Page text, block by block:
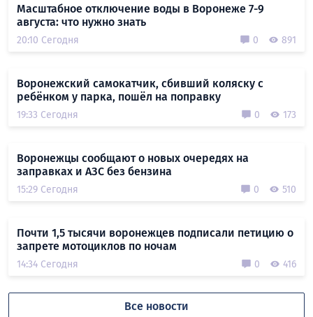
Масштабное отключение воды в Воронеже 7-9
августа: что нужно знать
20:10 Сегодня 0 891
Воронежский самокатчик, сбивший коляску с
ребёнком у парка, пошёл на поправку
19:33 Сегодня 0 173
Воронежцы сообщают о новых очередях на
заправках и АЗС без бензина
15:29 Сегодня 0 510
Почти 1,5 тысячи воронежцев подписали петицию о
запрете мотоциклов по ночам
14:34 Сегодня 0 416
Все новости